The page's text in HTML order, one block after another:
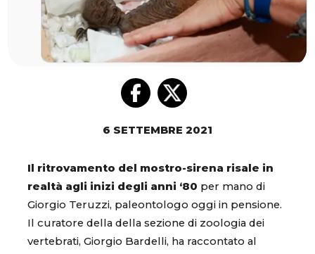
6 SETTEMBRE 2021
Il ritrovamento del mostro-sirena risale in
realtà agli inizi degli anni ‘80 per mano di
Giorgio Teruzzi, paleontologo oggi in pensione.
Il curatore della della sezione di zoologia dei
vertebrati, Giorgio Bardelli, ha raccontato al